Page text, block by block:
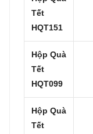
Tết
HQT151
Hộp Quà
Tết
HQT099
Hộp Quà
Tết